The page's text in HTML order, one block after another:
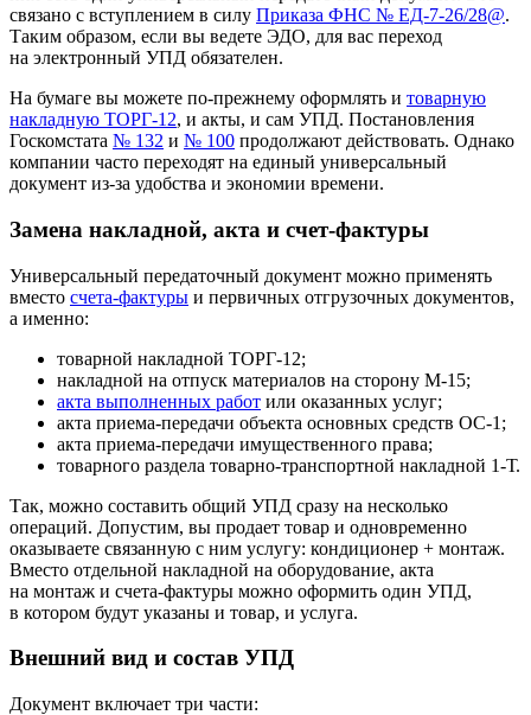
связано с вступлением в силу Приказа ФНС № ЕД‑7‑26/28@.
Таким образом, если вы ведете ЭДО, для вас переход
на электронный УПД обязателен.
На бумаге вы можете по‑прежнему оформлять и товарную
накладную ТОРГ-12, и акты, и сам УПД. Постановления
Госкомстата № 132 и № 100 продолжают действовать. Однако
компании часто переходят на единый универсальный
документ из‑за удобства и экономии времени.
Замена накладной, акта и счет‑фактуры
Универсальный передаточный документ можно применять
вместо счета‑фактуры и первичных отгрузочных документов,
а именно:
товарной накладной ТОРГ-12;
накладной на отпуск материалов на сторону М-15;
акта выполненных работ или оказанных услуг;
акта приема‑передачи объекта основных средств ОС-1;
акта приема‑передачи имущественного права;
товарного раздела товарно-транспортной накладной 1-Т.
Так, можно составить общий УПД сразу на несколько
операций. Допустим, вы продает товар и одновременно
оказываете связанную с ним услугу: кондиционер + монтаж.
Вместо отдельной накладной на оборудование, акта
на монтаж и счета‑фактуры можно оформить один УПД,
в котором будут указаны и товар, и услуга.
Внешний вид и состав УПД
Документ включает три части: